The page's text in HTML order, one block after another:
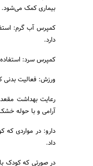
بیماری کمک می‌شود.
کمپرس آب گرم:
دارد.
کمپرس سرد:
ورزش: فعالیت بدنی
رعایت بهداشت
آرامی و با حوله
دارو: در مواردی
داد.
در صورتی که کودک